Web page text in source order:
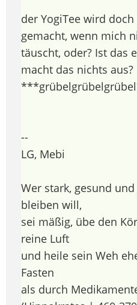
der YogiTee wird
gemacht, wenn mich
täuscht, oder? Ist das
macht das nichts aus?
--
LG, Mebi
Wer stark, gesund
bleiben will,
sei mäßig, übe den
reine Luft
und heile sein Weh
Fasten
als durch